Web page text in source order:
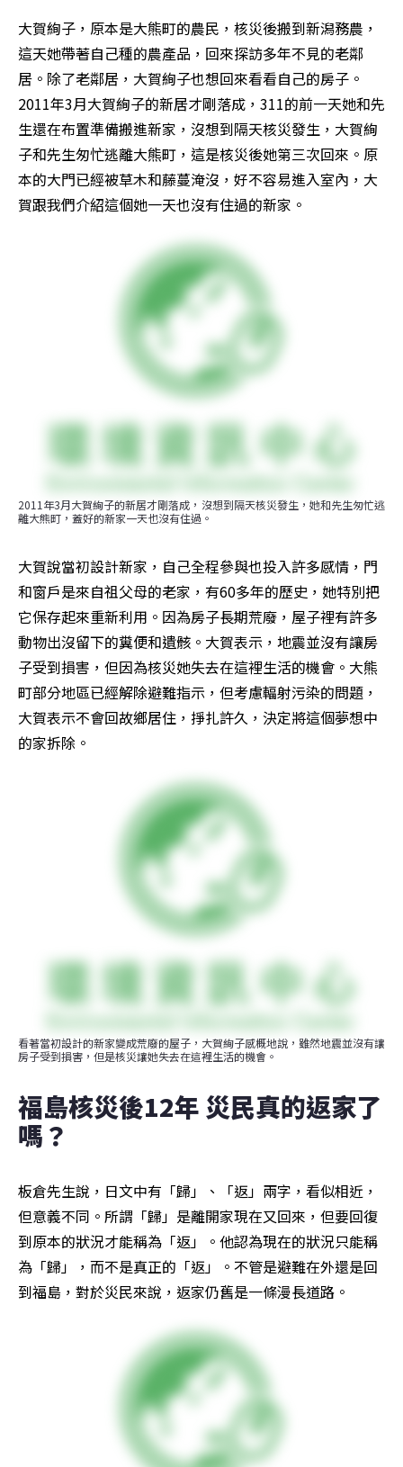
大賀絢子，原本是大熊町的農民，核災後搬到新潟務農，
這天她帶著自己種的農產品，回來探訪多年不見的老鄰
居。除了老鄰居，大賀絢子也想回來看看自己的房子。
2011年3月大賀絢子的新居才剛落成，311的前一天她和先
生還在布置準備搬進新家，沒想到隔天核災發生，大賀絢
子和先生匆忙逃離大熊町，這是核災後她第三次回來。原
本的大門已經被草木和藤蔓淹沒，好不容易進入室內，大
賀跟我們介紹這個她一天也沒有住過的新家。
2011年3月大賀絢子的新居才剛落成，沒想到隔天核災發生，她和先生匆忙逃
離大熊町，蓋好的新家一天也沒有住過。
大賀說當初設計新家，自己全程參與也投入許多感情，門
和窗戶是來自祖父母的老家，有60多年的歷史，她特別把
它保存起來重新利用。因為房子長期荒廢，屋子裡有許多
動物出沒留下的糞便和遺骸。大賀表示，地震並沒有讓房
子受到損害，但因為核災她失去在這裡生活的機會。大熊
町部分地區已經解除避難指示，但考慮輻射污染的問題，
大賀表示不會回故鄉居住，掙扎許久，決定將這個夢想中
的家拆除。
看著當初設計的新家變成荒廢的屋子，大賀絢子感概地說，雖然地震並沒有讓
房子受到損害，但是核災讓她失去在這裡生活的機會。
福島核災後12年 災民真的返家了
嗎？
板倉先生說，日文中有「歸」、「返」兩字，看似相近，
但意義不同。所謂「歸」是離開家現在又回來，但要回復
到原本的狀況才能稱為「返」。他認為現在的狀況只能稱
為「歸」，而不是真正的「返」。不管是避難在外還是回
到福島，對於災民來說，返家仍舊是一條漫長道路。